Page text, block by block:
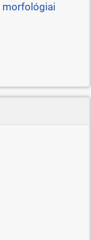
morfológiai